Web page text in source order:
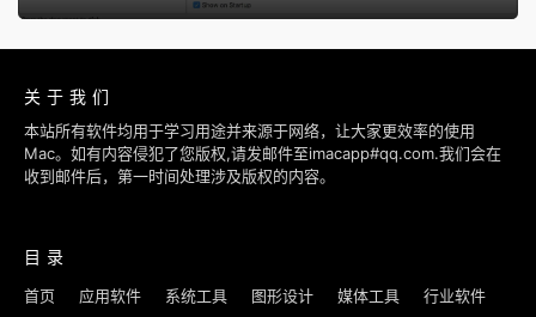
关于我们
本站所有软件均用于学习用途并来源于网络，让大家更效率的使用
Mac。如有内容侵犯了您版权,请发邮件至imacapp#qq.com.我们会在
收到邮件后，第一时间处理涉及版权的内容。
目录
首页 应用软件 系统工具 图形设计 媒体工具 行业软件